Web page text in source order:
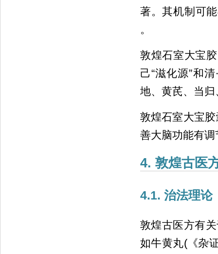
著。其机制可
。
敦煌石室大宝
己“滋化源”和
地、黄芪、当
敦煌石室大宝
善大脑功能有
4. 敦煌古医
4.1. 治法理论
敦煌古医方有
如牛黄丸(《杂